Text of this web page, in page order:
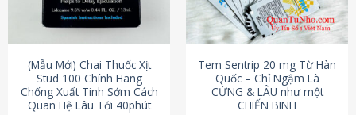
chọn
được
chọn
trên
trang
chọn
có
thể
chọn
trên
trang
(Mẫu Mới) Chai Thuốc Xịt
Stud 100 Chính Hãng
Chống Xuất Tinh Sớm Cách
Quan Hệ Lâu Tới 40phút
Tem Sentrip 20 mg Từ Hàn
Quốc – Chỉ Ngậm Là
CỨNG & LÂU như một
CHIẾN BINH